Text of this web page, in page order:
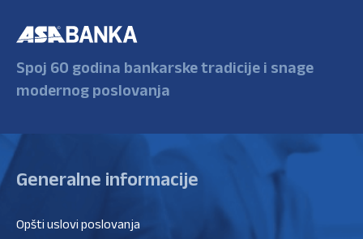
Spoj 60 godina bankarske tradicije i snage
modernog poslovanja
Generalne informacije
Opšti uslovi poslovanja